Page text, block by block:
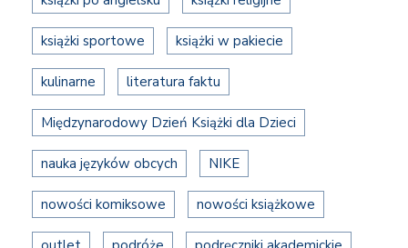
książki sportowe książki w pakiecie
kulinarne literatura faktu
Międzynarodowy Dzień Książki dla Dzieci
nauka języków obcych NIKE
nowości komiksowe nowości książkowe